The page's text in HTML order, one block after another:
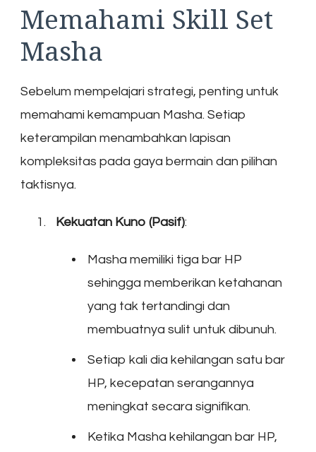
Memahami Skill Set
Masha
Sebelum mempelajari strategi, penting untuk
memahami kemampuan Masha. Setiap
keterampilan menambahkan lapisan
kompleksitas pada gaya bermain dan pilihan
taktisnya.
Kekuatan Kuno (Pasif):
Masha memiliki tiga bar HP
sehingga memberikan ketahanan
yang tak tertandingi dan
membuatnya sulit untuk dibunuh.
Setiap kali dia kehilangan satu bar
HP, kecepatan serangannya
meningkat secara signifikan.
Ketika Masha kehilangan bar HP,